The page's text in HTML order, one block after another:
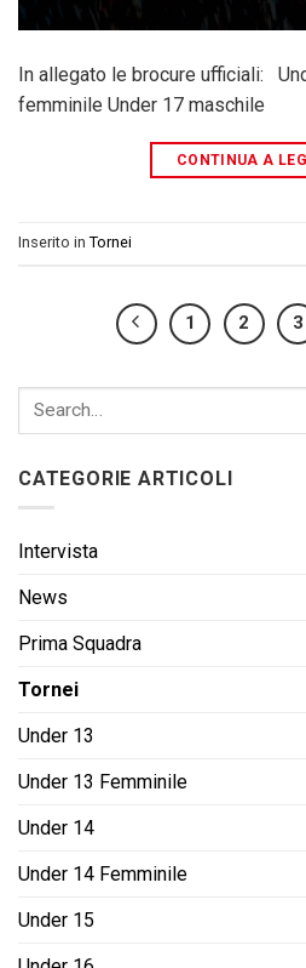
In allegato le brocure ufficiali:
femminile Under 17 maschile
CONTINUA A
Inserito in Tornei
1 2 3
CATEGORIE ARTICOLI
Intervista
News
Prima Squadra
Tornei
Under 13
Under 13 Femminile
Under 14
Under 14 Femminile
Under 15